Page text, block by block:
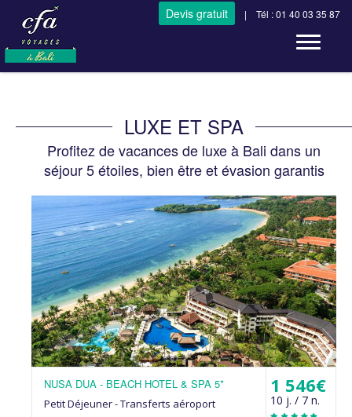
Devis gratuit | Tél : 01 40 03 35 87
Toggle
LUXE ET SPA
Profitez de vacances de luxe à Bali dans un
séjour 5 étoiles, bien être et évasion garantis
1 546€
10 j. / 7 n.
NUSA DUA - BEACH HOTEL & SPA 5*
Petit Déjeuner - Transferts aéroport